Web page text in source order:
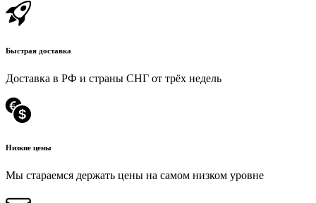
Быстрая доставка
Доставка в РФ и страны СНГ от трёх недель
Низкие цены
Мы стараемся держать цены на самом низком уровне